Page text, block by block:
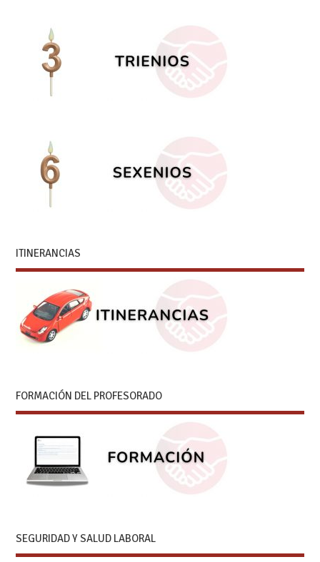
ITINERANCIAS
FORMACIÓN DEL PROFESORADO
SEGURIDAD Y SALUD LABORAL